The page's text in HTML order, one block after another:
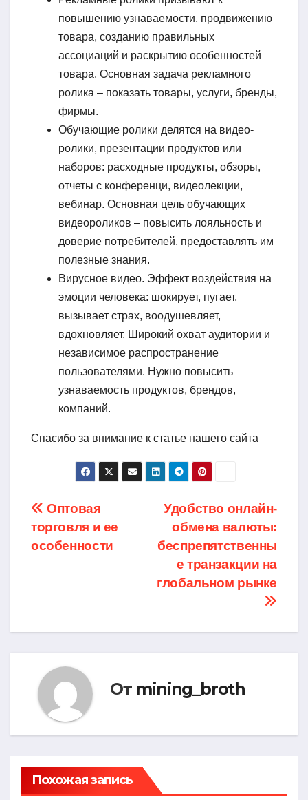
повышению узнаваемости, продвижению
товара, созданию правильных
ассоциаций и раскрытию особенностей
товара. Основная задача рекламного
ролика – показать товары, услуги, бренды,
фирмы.
Обучающие ролики делятся на видео-
ролики, презентации продуктов или
наборов: расходные продукты, обзоры,
отчеты с конференци, видеолекции,
вебинар. Основная цель обучающих
видеороликов – повысить лояльность и
доверие потребителей, предоставлять им
полезные знания.
Вирусное видео. Эффект воздействия на
эмоции человека: шокирует, пугает,
вызывает страх, воодушевляет,
вдохновляет. Широкий охват аудитории и
независимое распространение
пользователями. Нужно повысить
узнаваемость продуктов, брендов,
компаний.
Спасибо за внимание к статье нашего сайта
Навигация
по
Удобство онлайн-
обмена валюты:
беспрепятственны
е транзакции на
глобальном рынке
Оптовая
торговля и ее
особенности
От mining_broth
Похожая запись